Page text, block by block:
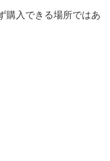
購入できる場所ではあ